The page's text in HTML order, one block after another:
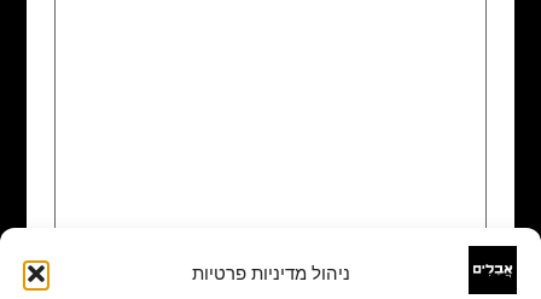
ניהול מדיניות פרטיות שם